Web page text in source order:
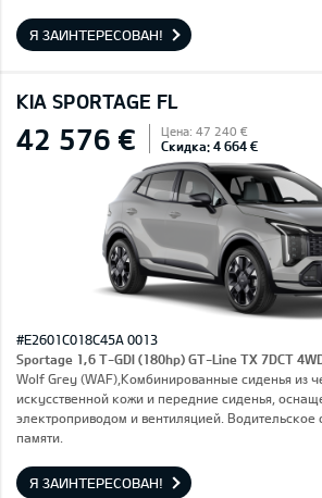
Я ЗАИНТЕРЕСОВАН!
KIA SPORTAGE FL
42 576 € Цена: 47 240 €
Скидка: 4 664 €
#E2601C018C45A 0013
Sportage 1,6 T-GDI (180hp) GT-Line TX 7DCT
Wolf Grey (WAF),Комбинированные сиденья из
искусственной кожи и передние сиденья,
электроприводом и вентиляцией.
памяти.
Я ЗАИНТЕРЕСОВАН!